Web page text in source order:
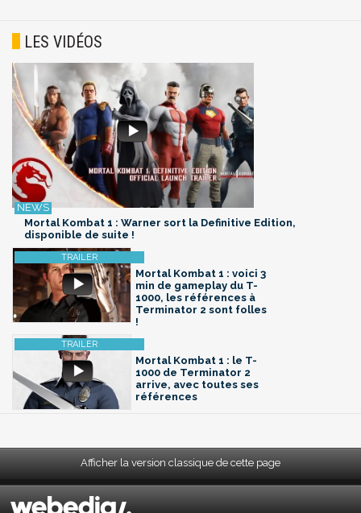
LES VIDÉOS
Mortal Kombat 1 : Warner sort la Definitive Edition,
disponible de suite !
Mortal Kombat 1 : voici 3
min de gameplay du T-
1000, les références à
Terminator 2 sont folles
!
Mortal Kombat 1 : le T-
1000 de Terminator 2
arrive, avec toutes ses
références
Afficher la version classique de cette page